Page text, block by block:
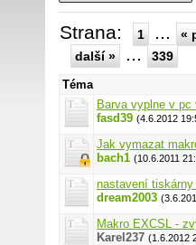
Strana: 1 ... «
další »
... 339
Téma
Barva vyplne v
fasd39 (4.6.2012
Jak vymazat
bach1 (10.6.2011
nastavení
dream2003
Makro EXCSL -
Karel237 (1.6.2012